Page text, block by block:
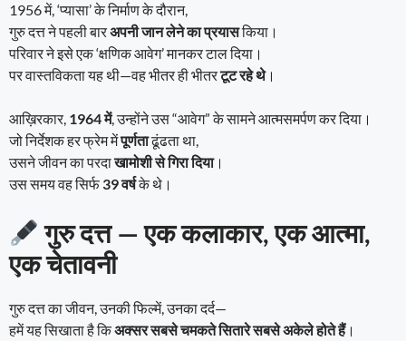
1956 में, ‘प्यासा’ के निर्माण के दौरान,
गुरु दत्त ने पहली बारअपनी जान लेने का प्रयासकिया।
परिवार ने इसे एक ‘क्षणिक आवेग’ मानकर टाल दिया।
पर वास्तविकता यह थी—वह भीतर ही भीतरटूट रहे थे।
आख़िरकार, 1964 में, उन्होंने उस “आवेग” के सामने आत्मसमर्पण कर दिया।
जो निर्देशक हर फ्रेम मेंपूर्णताढूंढता था,
उसने जीवन का परदाखामोशी से गिरा दिया।
उस समय वह सिर्फ 39 वर्षके थे।
गुरु दत्त — एक कलाकार, एक आत्मा,
एक चेतावनी
गुरु दत्त का जीवन, उनकी फिल्में, उनका दर्द—
हमें यह सिखाता है किअक्सर सबसे चमकते सितारे सबसे अकेले होते हैं।